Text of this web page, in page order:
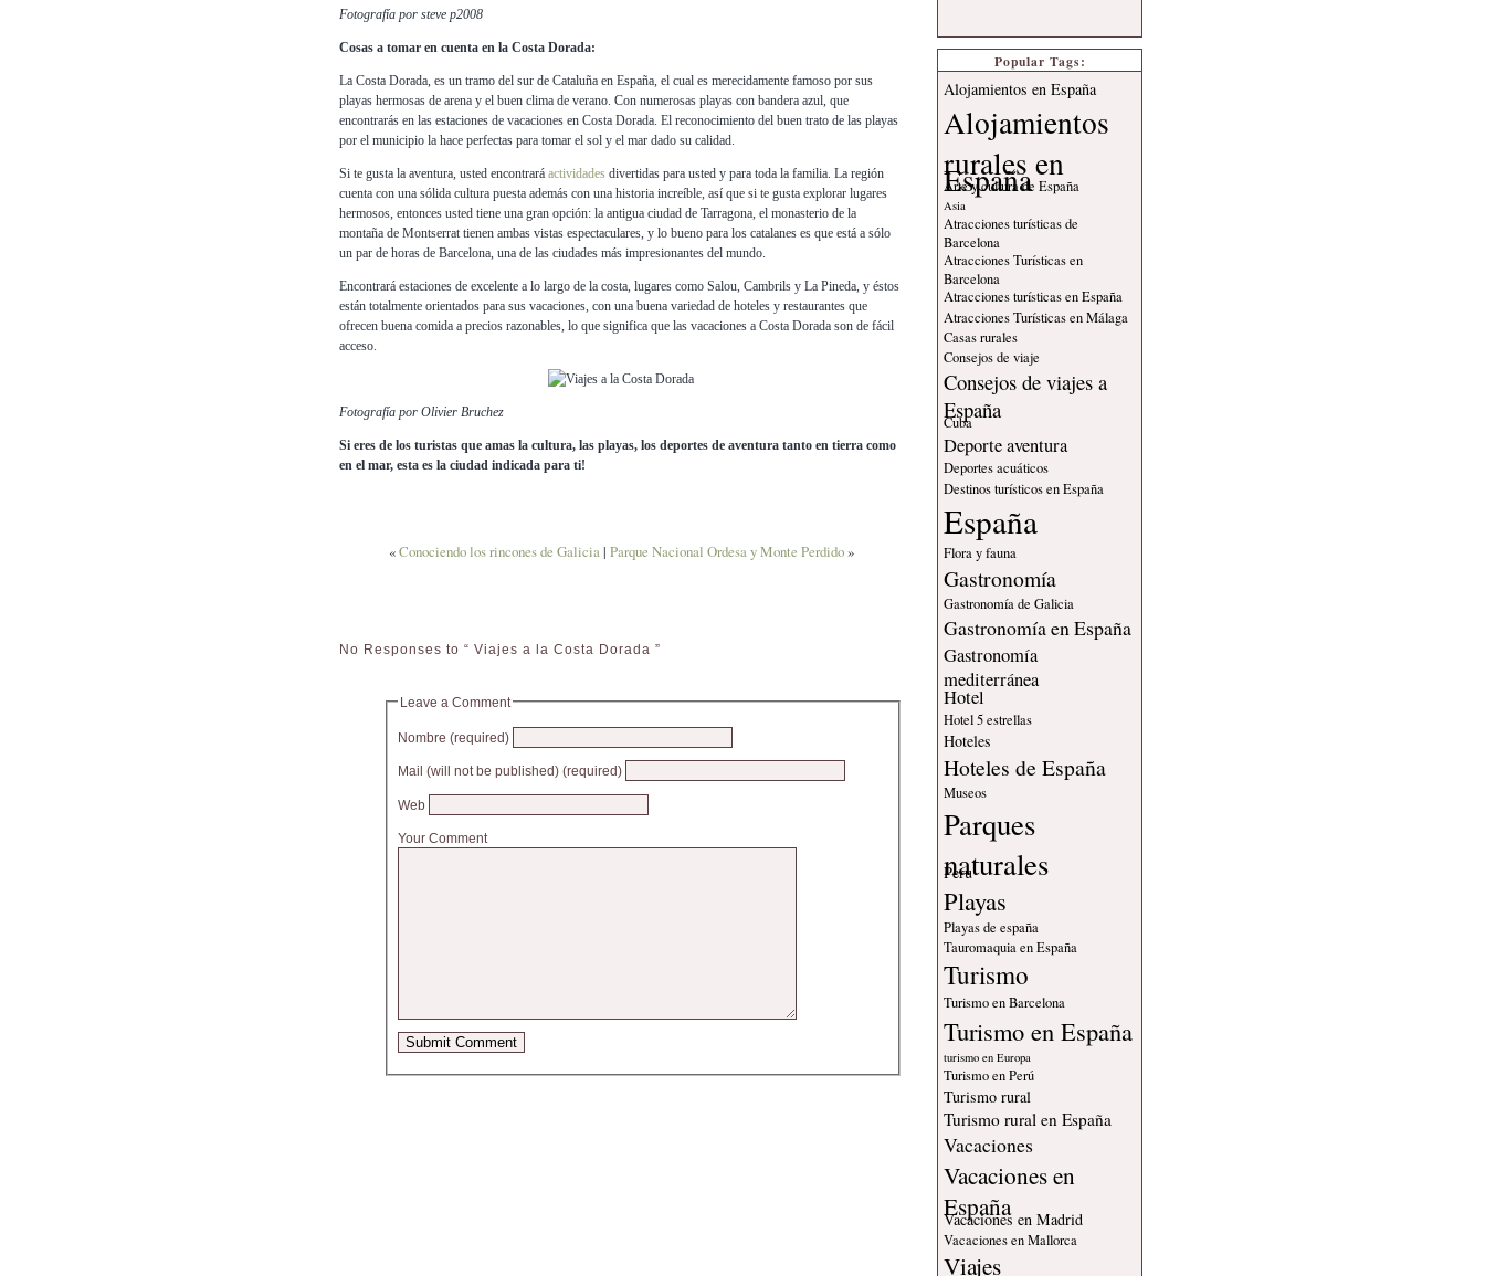
Fotografía por steve p2008
Cosas a tomar en cuenta en la Costa Dorada:
La Costa Dorada, es un tramo del sur de Cataluña en España, el cual es merecidamente famoso por sus
playas hermosas de arena y el buen clima de verano. Con numerosas playas con bandera azul, que
encontrarás en las estaciones de vacaciones en Costa Dorada. El reconocimiento del buen trato de las playas
por el municipio la hace perfectas para tomar el sol y el mar dado su calidad.
Si te gusta la aventura, usted encontrará actividades divertidas para usted y para toda la familia. La región
cuenta con una sólida cultura puesta además con una historia increíble, así que si te gusta explorar lugares
hermosos, entonces usted tiene una gran opción: la antigua ciudad de Tarragona, el monasterio de la
montaña de Montserrat tienen ambas vistas espectaculares, y lo bueno para los catalanes es que está a sólo
un par de horas de Barcelona, una de las ciudades más impresionantes del mundo.
Encontrará estaciones de excelente a lo largo de la costa, lugares como Salou, Cambrils y La Pineda, y éstos
están totalmente orientados para sus vacaciones, con una buena variedad de hoteles y restaurantes que
ofrecen buena comida a precios razonables, lo que significa que las vacaciones a Costa Dorada son de fácil
acceso.
Fotografía por Olivier Bruchez
Si eres de los turistas que amas la cultura, las playas, los deportes de aventura tanto en tierra como
en el mar, esta es la ciudad indicada para ti!
«Conociendo los rincones de Galicia| Parque Nacional Ordesa y Monte Perdido»
No Responses to “ Viajes a la Costa Dorada ”
Leave a Comment
Nombre (required)
Mail (will not be published) (required)
Web
Your Comment
Popular Tags:
Alojamientos en España
Alojamientos
rurales en
España
Arte y cultura de España
Asia
Atracciones turísticas de
Barcelona
Atracciones Turísticas en
Barcelona
Atracciones turísticas en España
Atracciones Turísticas en Málaga
Casas rurales
Consejos de viaje
Consejos de viajes a
España
Cuba
Deporte aventura
Deportes acuáticos
Destinos turísticos en España
España
Flora y fauna
Gastronomía
Gastronomía de Galicia
Gastronomía en España
Gastronomía
mediterránea
Hotel
Hotel 5 estrellas
Hoteles
Hoteles de España
Museos
Parques
naturales
Peru
Playas
Playas de españa
Tauromaquia en España
Turismo
Turismo en Barcelona
Turismo en España
turismo en Europa
Turismo en Perú
Turismo rural
Turismo rural en España
Vacaciones
Vacaciones en
España
Vacaciones en Madrid
Vacaciones en Mallorca
Viajes